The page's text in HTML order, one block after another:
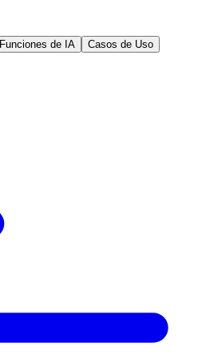
Funciones de IA
Casos de Uso